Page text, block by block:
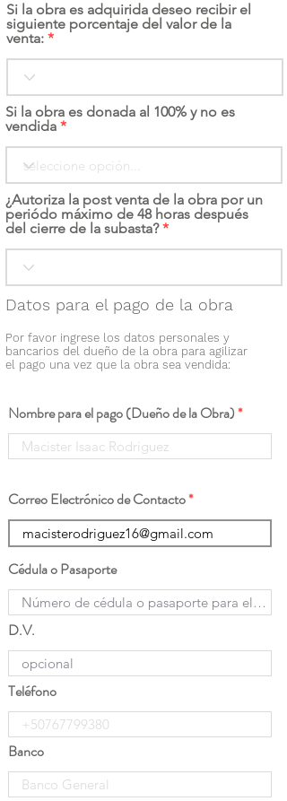
Si la obra es adquirida deseo recibir el
siguiente porcentaje del valor de la
venta:
Si la obra es donada al 100% y no es
vendida
¿Autoriza la post venta de la obra por un
periódo máximo de 48 horas después
del cierre de la subasta?
Datos para el pago de la obra
Por favor ingrese los datos personales y
bancarios del dueño de la obra para agilizar
el pago una vez que la obra sea vendida:
Nombre para el pago (Dueño de la Obra)
Correo Electrónico de Contacto
Cédula o Pasaporte
D.V.
Teléfono
Banco